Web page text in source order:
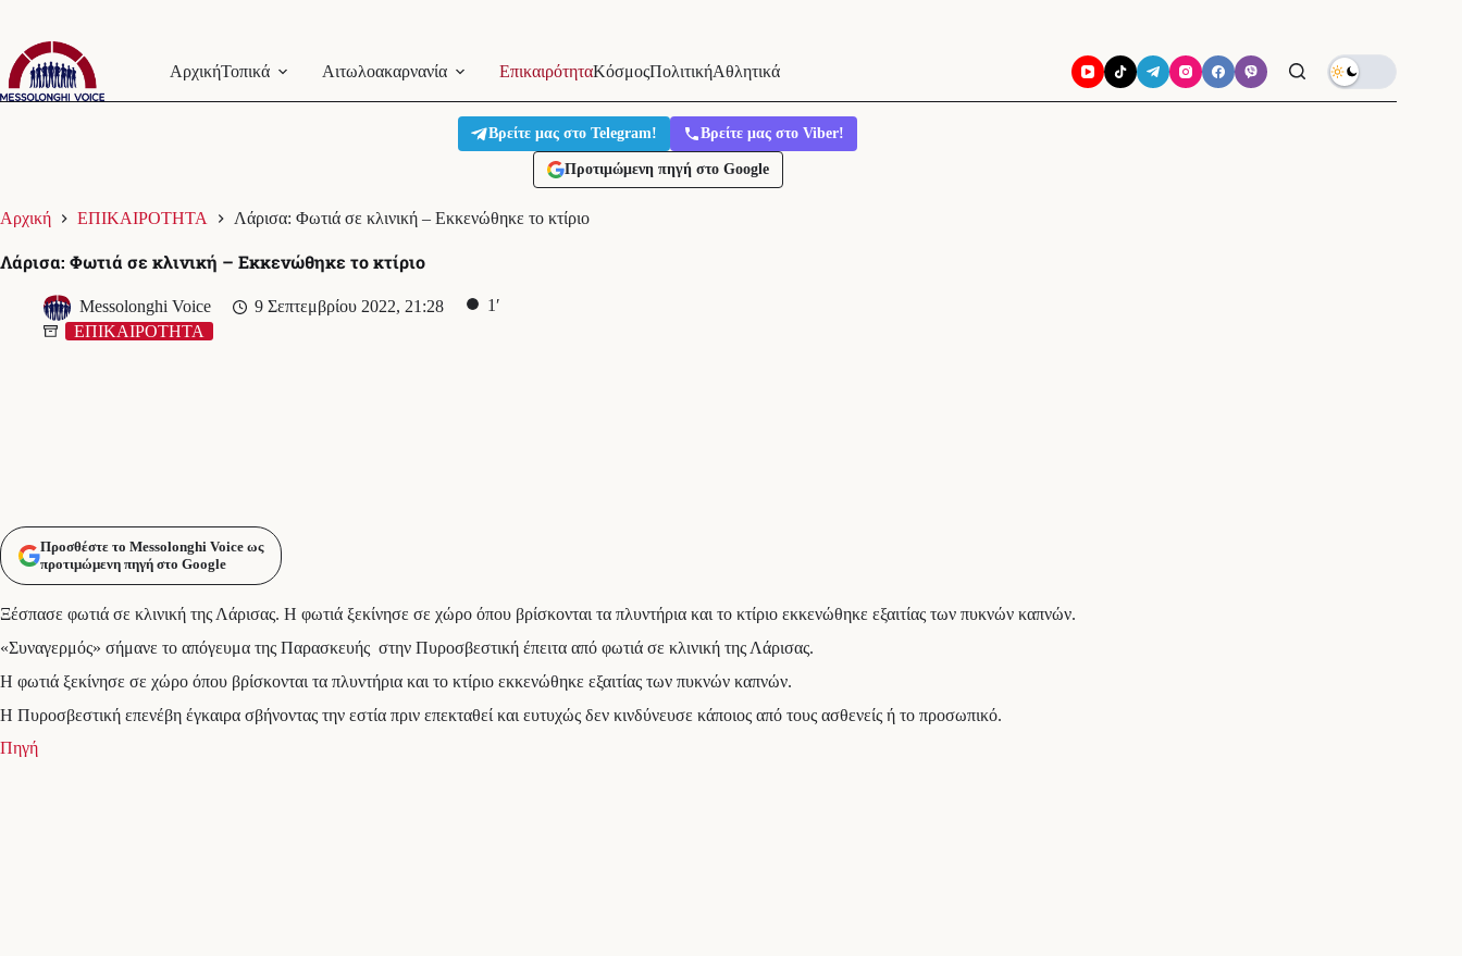
Μετάβαση
στο
περιεχόμενο
ΑρχικήΤοπικά Αιτωλοακαρνανία ΕπικαιρότηταΚόσμοςΠολιτικήΑθλητικά
Βρείτε μας στο Telegram! Βρείτε μας στο Viber!
Προτιμώμενη πηγή στο Google
Αρχική ΕΠΙΚΑΙΡΟΤΗΤΑ Λάρισα: Φωτιά σε κλινική – Εκκενώθηκε το κτίριο
Λάρισα: Φωτιά σε κλινική – Εκκενώθηκε το κτίριο
Messolonghi Voice 9 Σεπτεμβρίου 2022, 21:28
1′
ΕΠΙΚΑΙΡΟΤΗΤΑ
Προσθέστε το Messolonghi Voice ως
προτιμώμενη πηγή στο Google
Ξέσπασε φωτιά σε κλινική της Λάρισας. Η φωτιά ξεκίνησε σε χώρο όπου βρίσκονται τα πλυντήρια και το κτίριο εκκενώθηκε εξαιτίας των πυκνών καπνών.
«Συναγερμός» σήμανε το απόγευμα της Παρασκευής στην Πυροσβεστική έπειτα από φωτιά σε κλινική της Λάρισας.
Η φωτιά ξεκίνησε σε χώρο όπου βρίσκονται τα πλυντήρια και το κτίριο εκκενώθηκε εξαιτίας των πυκνών καπνών.
Η Πυροσβεστική επενέβη έγκαιρα σβήνοντας την εστία πριν επεκταθεί και ευτυχώς δεν κινδύνευσε κάποιος από τους ασθενείς ή το προσωπικό.
Πηγή